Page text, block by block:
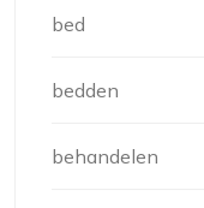
bed
bedden
behandelen